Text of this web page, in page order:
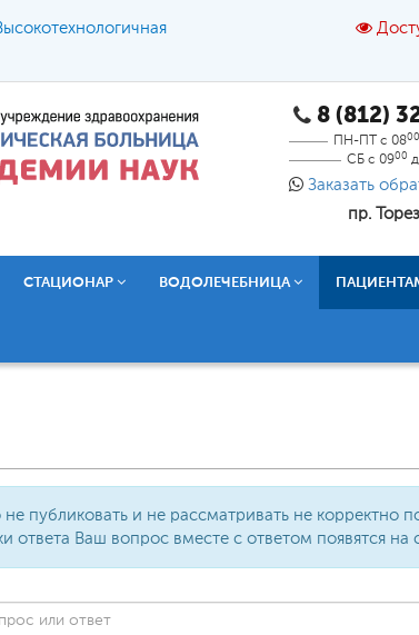
шрифта: A A A
Текст: Кириллица Брайль Звук
8 (812)
ПН-ПТ с 0800
СБ с 0900
Заказать
пр.
СТАЦИОНАР ВОДОЛЕЧЕБНИЦА
публиковать и не рассматривать не корректно
ответа Ваш вопрос вместе с ответом появятся на